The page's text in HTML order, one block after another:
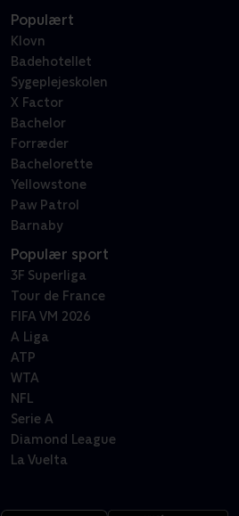
Populært
Klovn
Badehotellet
Sygeplejeskolen
X Factor
Bachelor
Forræder
Bachelorette
Yellowstone
Paw Patrol
Barnaby
Populær sport
3F Superliga
Tour de France
FIFA VM 2026
A Liga
ATP
WTA
NFL
Serie A
Diamond League
La Vuelta